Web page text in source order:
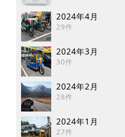
2024年4月
29件
2024年3月
30件
2024年2月
28件
2024年1月
27件